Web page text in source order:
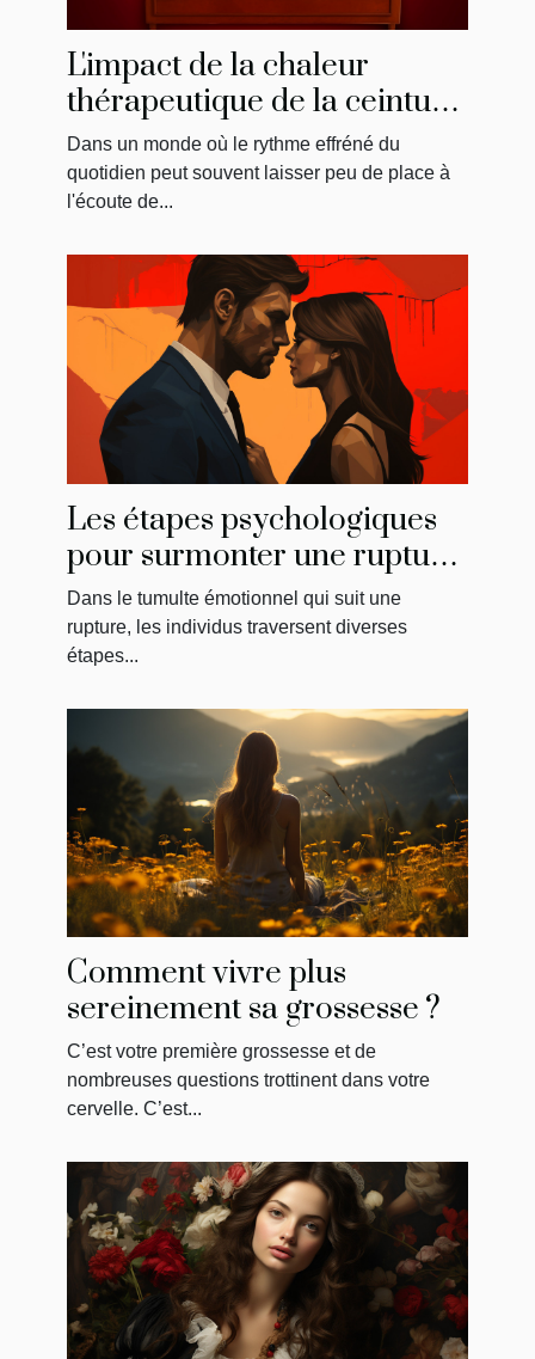
L'impact de la chaleur
thérapeutique de la ceinture
menstruelle sur
l'amélioration du bien-être
général
Dans un monde où le rythme effréné du
quotidien peut souvent laisser peu de place à
l'écoute de...
Les étapes psychologiques
pour surmonter une rupture
et reconquérir son ancien
amour
Dans le tumulte émotionnel qui suit une
rupture, les individus traversent diverses
étapes...
Comment vivre plus
sereinement sa grossesse ?
C’est votre première grossesse et de
nombreuses questions trottinent dans votre
cervelle. C’est...